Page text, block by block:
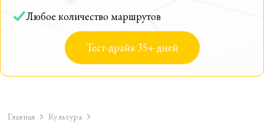
Любое количество маршрутов
Тест-драйв 35+ дней
Главная Культура